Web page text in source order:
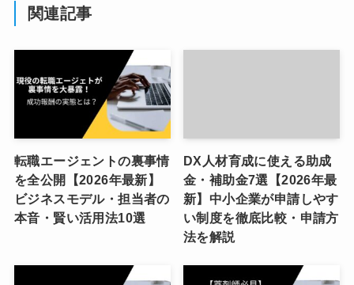
関連記事
転職エージェントの裏事情
を全公開【2026年最新】
ビジネスモデル・担当者の
本音・賢い活用法10選
DX人材育成に使える助成
金・補助金7選【2026年最
新】中小企業が申請しやす
い制度を徹底比較・申請方
法を解説